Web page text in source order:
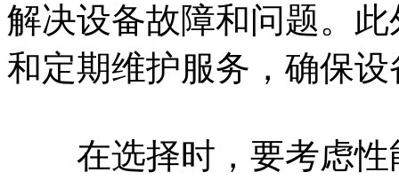
解决设备故障和问题。
和定期维护服务，确保
在选择时，要考虑性